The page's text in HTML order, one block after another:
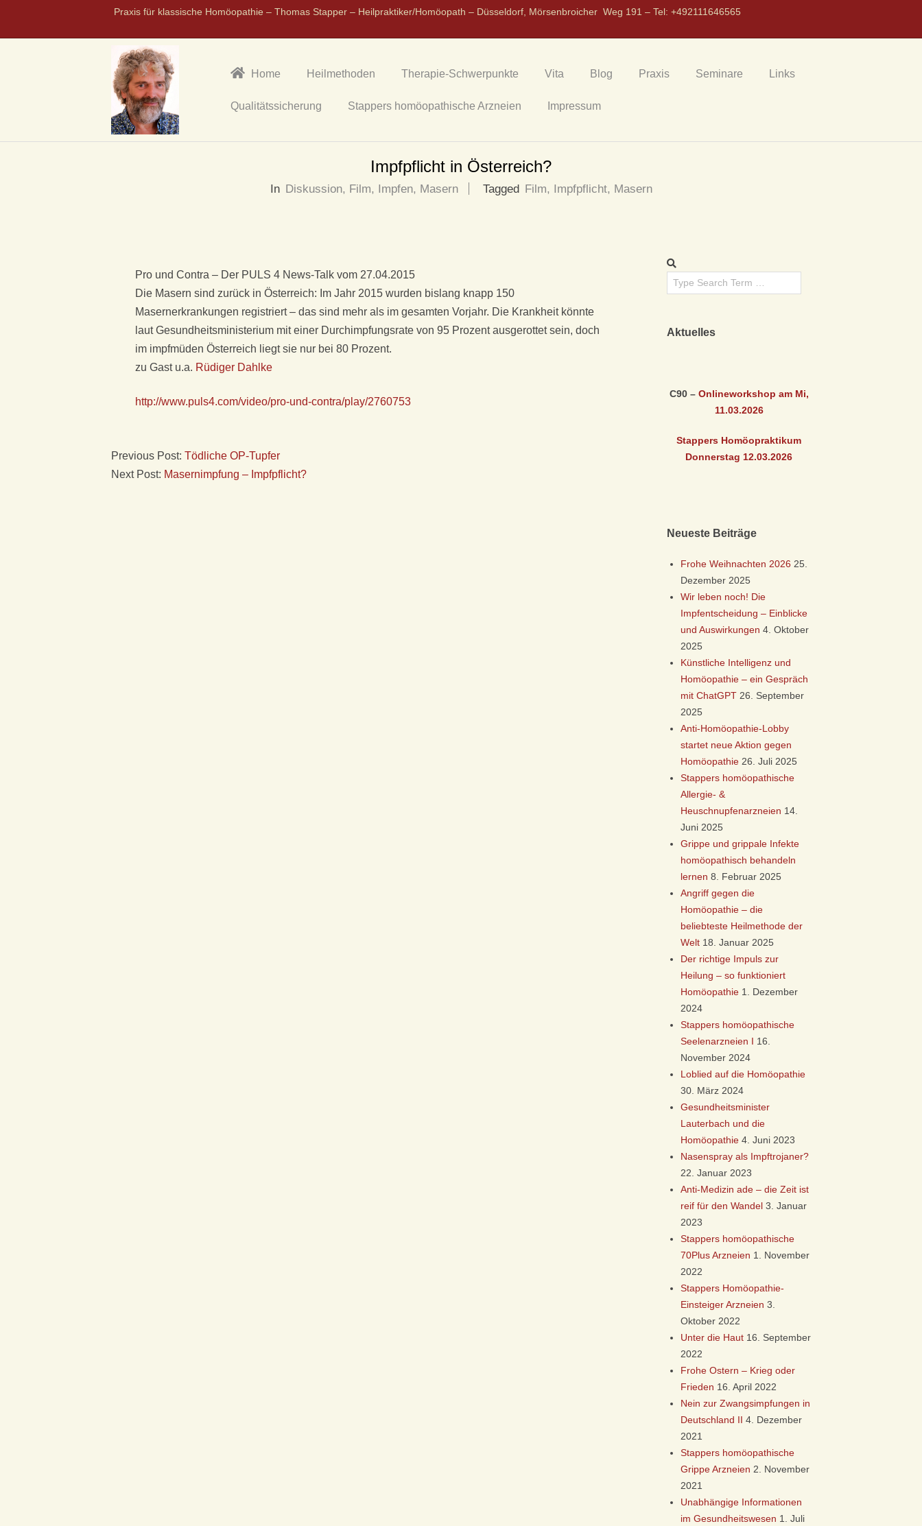
Praxis für klassische Homöopathie – Thomas Stapper – Heilpraktiker/Homöopath – Düsseldorf, Mörsenbroicher Weg 191 – Tel: +492111646565
P
K
L
Home Heilmethoden Therapie-Schwerpunkte Vita Blog Praxis Seminare Links
Qualitätssicherung Stappers homöopathische Arzneien Impressum
Impfpflicht in Österreich?
In Diskussion, Film, Impfen, Masern Tagged Film, Impfpflicht, Masern
Pro und Contra – Der PULS 4 News-Talk vom 27.04.2015
Die Masern sind zurück in Österreich: Im Jahr 2015 wurden bislang knapp 150
Masernerkrankungen registriert – das sind mehr als im gesamten Vorjahr. Die Krankheit könnte
laut Gesundheitsministerium mit einer Durchimpfungsrate von 95 Prozent ausgerottet sein, doch
im impfmüden Österreich liegt sie nur bei 80 Prozent.
zu Gast u.a. Rüdiger Dahlke
http://www.puls4.com/video/pro-und-contra/play/2760753
Previous Post: Tödliche OP-Tupfer
Next Post: Masernimpfung – Impfpflicht?
Aktuelles
C90 – Onlineworkshop am Mi,
11.03.2026
Stappers Homöopraktikum
Donnerstag 12.03.2026
Neueste Beiträge
Frohe Weihnachten 2026 25.
Dezember 2025
Wir leben noch! Die
Impfentscheidung – Einblicke
und Auswirkungen 4. Oktober
2025
Künstliche Intelligenz und
Homöopathie – ein Gespräch
mit ChatGPT 26. September
2025
Anti-Homöopathie-Lobby
startet neue Aktion gegen
Homöopathie 26. Juli 2025
Stappers homöopathische
Allergie- &
Heuschnupfenarzneien 14.
Juni 2025
Grippe und grippale Infekte
homöopathisch behandeln
lernen 8. Februar 2025
Angriff gegen die
Homöopathie – die
beliebteste Heilmethode der
Welt 18. Januar 2025
Der richtige Impuls zur
Heilung – so funktioniert
Homöopathie 1. Dezember
2024
Stappers homöopathische
Seelenarzneien I 16.
November 2024
Loblied auf die Homöopathie
30. März 2024
Gesundheitsminister
Lauterbach und die
Homöopathie 4. Juni 2023
Nasenspray als Impftrojaner?
22. Januar 2023
Anti-Medizin ade – die Zeit ist
reif für den Wandel 3. Januar
2023
Stappers homöopathische
70Plus Arzneien 1. November
2022
Stappers Homöopathie-
Einsteiger Arzneien 3.
Oktober 2022
Unter die Haut 16. September
2022
Frohe Ostern – Krieg oder
Frieden 16. April 2022
Nein zur Zwangsimpfungen in
Deutschland II 4. Dezember
2021
Stappers homöopathische
Grippe Arzneien 2. November
2021
Unabhängige Informationen
im Gesundheitswesen 1. Juli